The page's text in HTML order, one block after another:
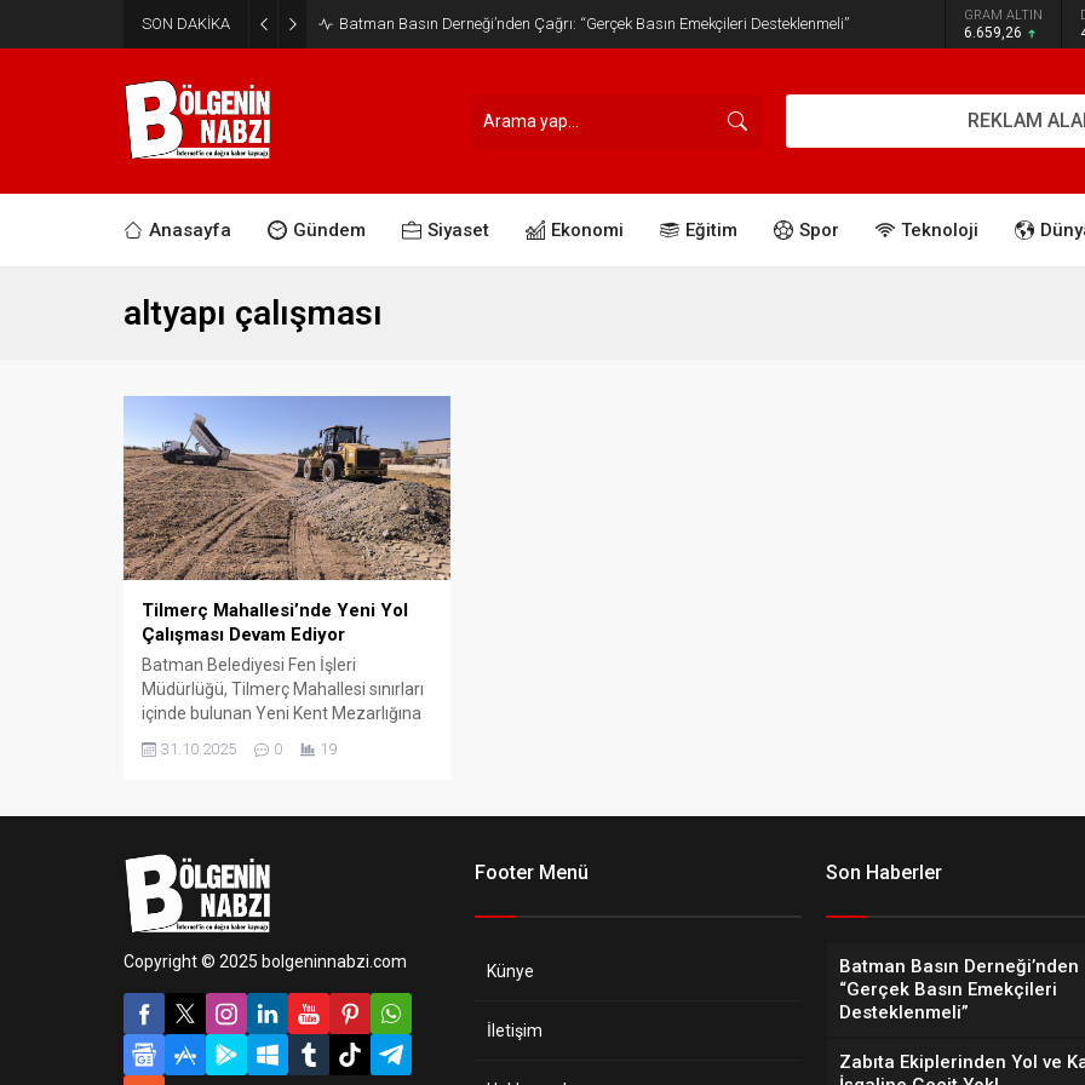
SON DAKİKA Batman Basın Derneği’nden Çağrı: “Gerçek Basın Emekçileri Desteklenmeli” GRAM ALTIN
6.659,26
REKLAM
Anasayfa Gündem Siyaset Ekonomi Eğitim Spor Teknoloji
altyapı çalışması
Tilmerç Mahallesi’nde Yeni Yol
Çalışması Devam Ediyor
Batman Belediyesi Fen İşleri
Müdürlüğü, Tilmerç Mahallesi sınırları
içinde bulunan Yeni Kent Mezarlığına
Marangozlar Sitesi civarında yeni yol
31.10.2025 0 19
Copyright © 2025 bolgeninnabzi.com
Footer Menü
Künye
İletişim
Son Haberler
Batman Basın Derneği’nden
“Gerçek Basın Emekçileri
Desteklenmeli”
Zabıta Ekiplerinden Yol ve